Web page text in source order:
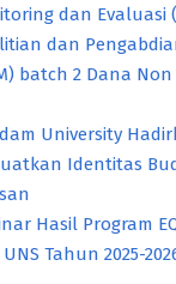
dan Evaluasi
dan
batch 2 Dana Non
University
Identitas
Hasil Program
Tahun 2025-